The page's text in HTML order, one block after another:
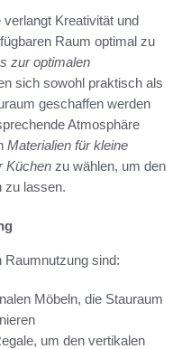
Kreativität und
Raum optimal zu
zur optimalen
sich sowohl praktisch als
geschaffen werden
Atmosphäre
Materialien für kleine
Küchen zu wählen, um den
zu lassen.
Raumnutzung sind:
Möbeln, die Stauraum
um den vertikalen